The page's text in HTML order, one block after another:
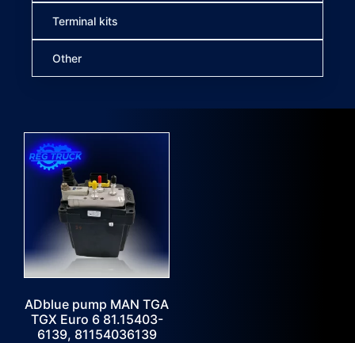
Terminal kits
Other
ADblue pump MAN TGA
TGX Euro 6 81.15403-
6139, 81154036139